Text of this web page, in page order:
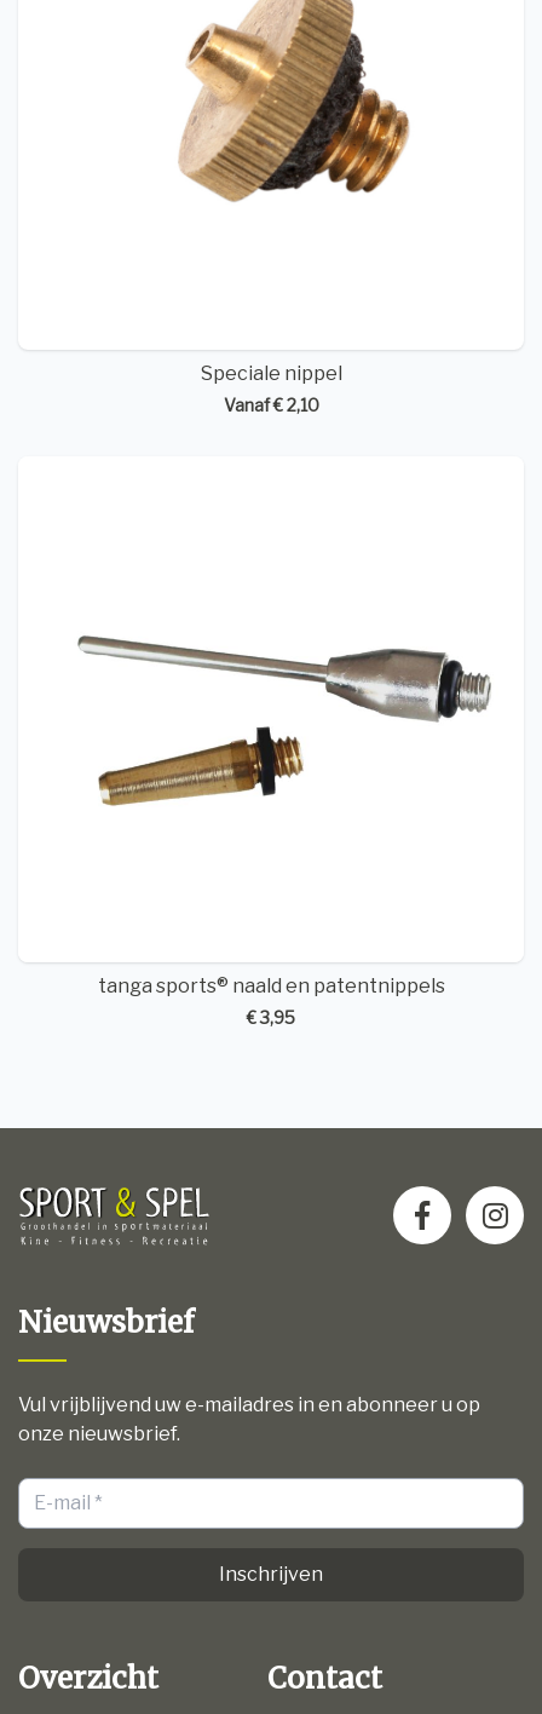
Speciale nippel
Vanaf € 2,10
tanga sports® naald en patentnippels
€ 3,95
Nieuwsbrief
Vul vrijblijvend uw e-mailadres in en abonneer u op
onze nieuwsbrief.
Inschrijven
Overzicht Contact